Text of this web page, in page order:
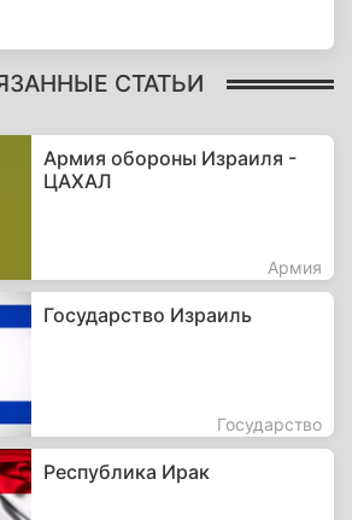
СТАТЬИ
Армия обороны Израиля -
ЦАХАЛ
Армия
Государство Израиль
Государство
Республика Ирак